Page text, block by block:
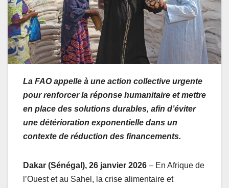
La FAO appelle à une action collective urgente
pour renforcer la réponse humanitaire et mettre
en place des solutions durables, afin d’éviter
une détérioration exponentielle dans un
contexte de réduction des financements.
Dakar (Sénégal), 26 janvier 2026 – En Afrique de
l’Ouest et au Sahel, la crise alimentaire et